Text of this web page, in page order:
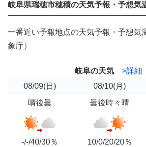
岐阜県瑞穂市穂積の天気予報・予想気
一番近い予報地点の天気予報・予想気
象庁）
岐阜の天気
>詳細
08/09(日) 08/10(月)
晴後曇
-/-/40/30％
曇後時々晴
10/0/20/20％